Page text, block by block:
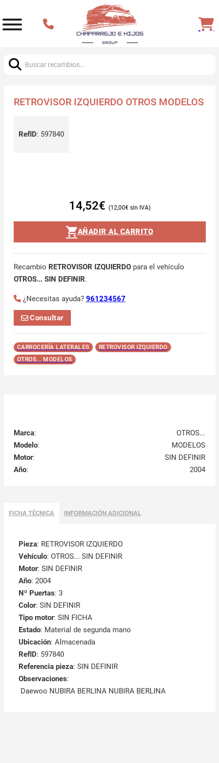
RETROVISOR IZQUIERDO OTROS MODELOS
RefID: 597840
14,52€ 12,00€
AÑADIR AL CARRITO
Recambio RETROVISOR IZQUIERDOpara el vehículo
OTROS... SIN DEFINIR.
¿Necesitas ayuda? 961234567
Consultar
CARROCERÍA LATERALES
RETROVISOR IZQUIERDO
OTROS... MODELOS
Marca:
OTROS...
Modelo:
MODELOS
Motor:
SIN DEFINIR
Año: 2004
FICHA TÉCNICA INFORMACIÓN ADICIONAL
Pieza: RETROVISOR IZQUIERDO
Vehículo: OTROS... SIN DEFINIR
Motor: SIN DEFINIR
Año: 2004
Nº Puertas: 3
Color: SIN DEFINIR
Tipo motor: SIN FICHA
Estado: Material de segunda mano
Ubicación: Almacenada
RefID: 597840
Referencia pieza: SIN DEFINIR
Observaciones:
Daewoo NUBIRA BERLINA NUBIRA BERLINA